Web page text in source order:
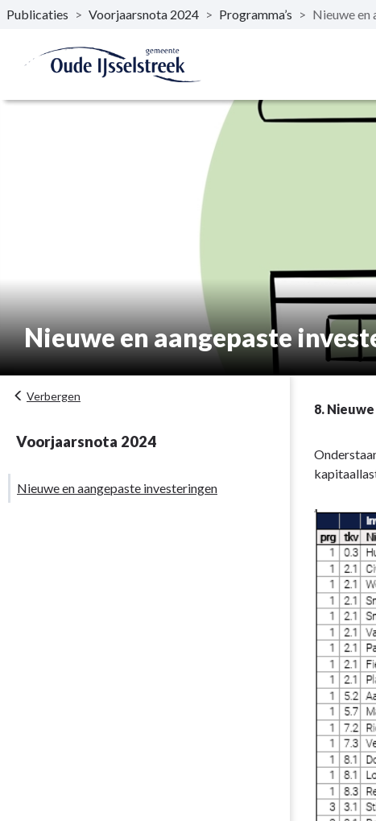
Naar hoofdinhoud
Publicaties > Voorjaarsnota 2024 > Programma’s > Nieuwe en
Nieuwe en aangepaste
Verbergen
Voorjaarsnota 2024
Nieuwe en aangepaste investeringen
8.